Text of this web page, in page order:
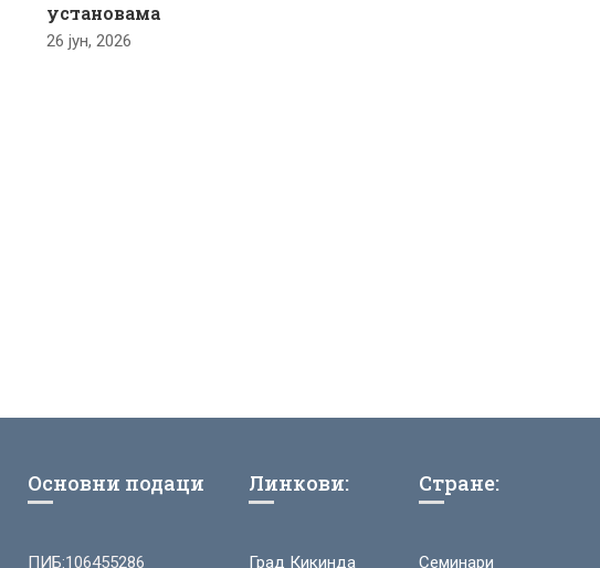
установама
26 јун, 2026
Основни подаци
ПИБ:106455286
Линкови:
Град Кикинда
Стране:
Семинари